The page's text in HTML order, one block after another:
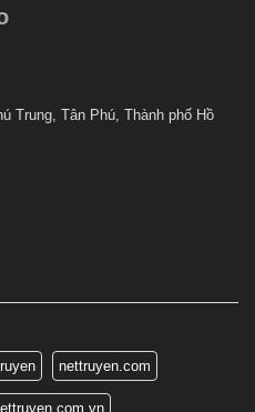
Trung, Tân Phú, Thành phố Hồ
nettruyen.com